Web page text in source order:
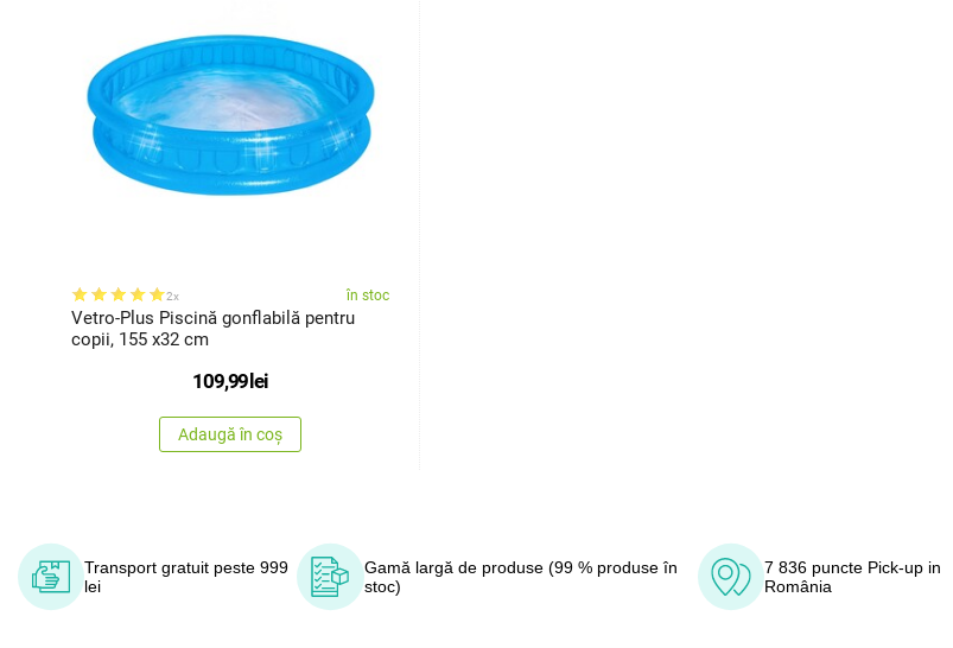
2x în stoc
Vetro-Plus Piscină gonflabilă pentru
copii, 155 x32 cm
109,99lei
Adaugă în coș
Transport gratuit peste 999
lei
Gamă largă de produse (99 % produse în
stoc)
7 836 puncte Pick-up in
România